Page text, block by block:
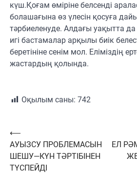
күш.Қоғам өміріне белсенді
болашағына өз үлесін қосуға
тәрбиеленуде. Алдағы уақытта
игі бастамалар арқылы биік
беретініне сенім мол. Еліміздің
жастардың қолында.
Оқылым саны: 742
Навигация
по
записям
⟵
АУЫЗСУ ПРОБЛЕМАСЫН
ШЕШУ—КҮН ТӘРТІБІНЕН
ТҮСПЕЙДІ
ЕЛ